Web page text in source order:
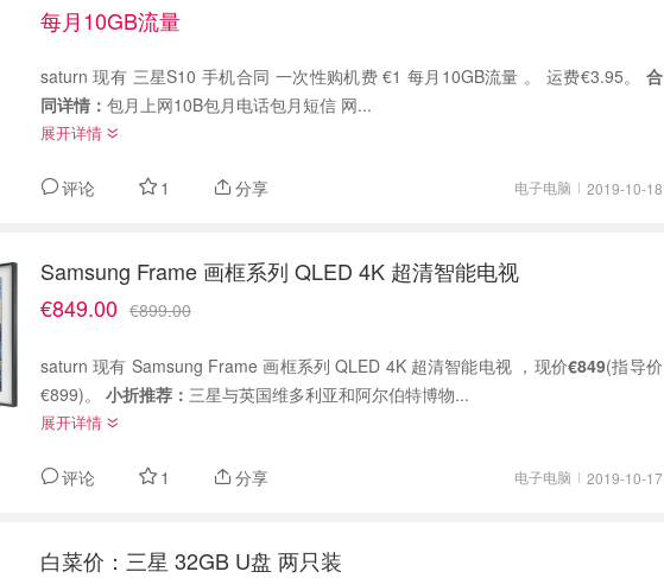
每月10GB流量
saturn 现有 三星S10 手机合同 一次性购机费 €1 每月10GB流量 。 运费€3.95。 合
同详情： 包月上网10B包月电话包月短信 网...
展开详情
评论 1 分享 电子电脑 2019-10-18
Samsung Frame 画框系列 QLED 4K 超清智能电视
€849.00 €899.00
saturn 现有 Samsung Frame 画框系列 QLED 4K 超清智能电视 ，现价€849(指导价
€899)。 小折推荐： 三星与英国维多利亚和阿尔伯特博物...
展开详情
评论 1 分享 电子电脑 2019-10-17
白菜价：三星 32GB U盘 两只装